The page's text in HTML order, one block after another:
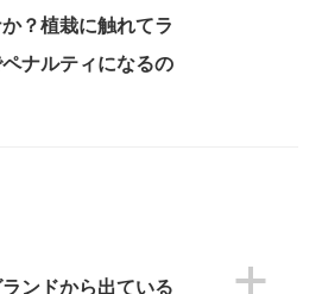
？植栽に触れてラ
ナルティになるの
a
ンドから出ている